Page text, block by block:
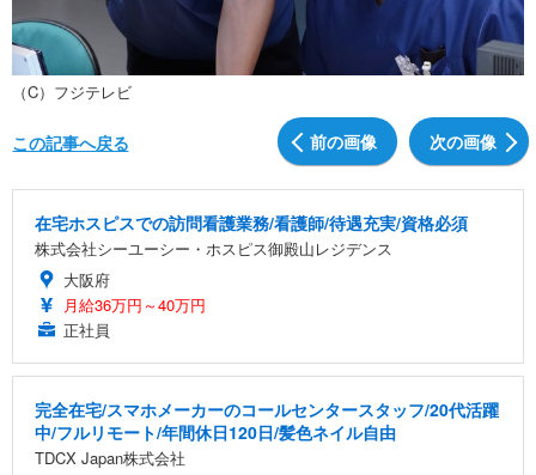
（C）フジテレビ
前の画像 次の画像
この記事へ戻る
在宅ホスピスでの訪問看護業務/看護師/待遇充実/資格必須
株式会社シーユーシー・ホスピス御殿山レジデンス
大阪府
月給36万円～40万円
正社員
完全在宅/スマホメーカーのコールセンタースタッフ/20代活躍
中/フルリモート/年間休日120日/髪色ネイル自由
TDCX Japan株式会社